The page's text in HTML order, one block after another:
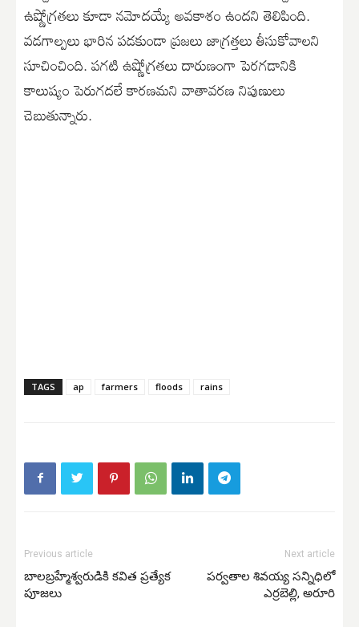
ఉష్ణోగ్రతలు కూడా నమోదయ్యే అవకాశం ఉందని తెలిపింది.
వడగాల్పలు భారిన పడకుండా ప్రజలు జాగ్రత్తలు తీసుకోవాలని
సూచించింది. పగటి ఉష్ణోగ్రతలు దారుణంగా పెరగడానికి
కాలుష్యం పెరుగదలే కారణమని వాతావరణ నిపుణులు
చెబుతున్నారు.
TAGS ap farmers floods rains
Previous article
బాలబ్రహ్మేశ్వరుడికి కవిత ప్రత్యేక
పూజలు
Next article
పర్వతాల శివయ్య సన్నిధిలో
ఎర్రబెల్లి, అరూరి